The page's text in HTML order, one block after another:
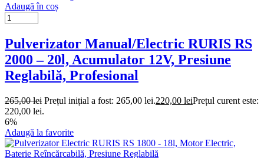
Adaugă în coș
Pulverizator Manual/Electric RURIS RS
2000 – 20l, Acumulator 12V, Presiune
Reglabilă, Profesional
265,00lei Prețul inițial a fost: 265,00 lei.220,00 leiPrețul curent este:
220,00 lei.
6%
Adaugă la favorite